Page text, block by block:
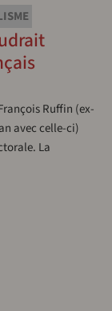
Ruffin (ex-
avec celle-ci)
La